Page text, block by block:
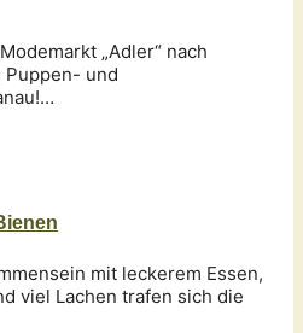
„Adler“ nach
Puppen- und
mit leckerem Essen,
viel Lachen trafen sich die